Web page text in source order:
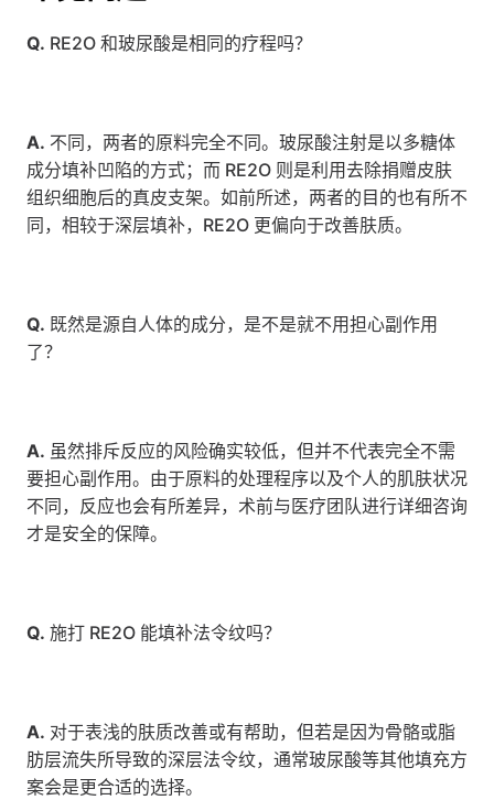
Q. RE2O 和玻尿酸是相同的疗程吗？
A. 不同，两者的原料完全不同。玻尿酸注射是以多糖体
成分填补凹陷的方式；而 RE2O 则是利用去除捐赠皮肤
组织细胞后的真皮支架。如前所述，两者的目的也有所不
同，相较于深层填补，RE2O 更偏向于改善肤质。
Q. 既然是源自人体的成分，是不是就不用担心副作用
了？
A. 虽然排斥反应的风险确实较低，但并不代表完全不需
要担心副作用。由于原料的处理程序以及个人的肌肤状况
不同，反应也会有所差异，术前与医疗团队进行详细咨询
才是安全的保障。
Q. 施打 RE2O 能填补法令纹吗？
A. 对于表浅的肤质改善或有帮助，但若是因为骨骼或脂
肪层流失所导致的深层法令纹，通常玻尿酸等其他填充方
案会是更合适的选择。